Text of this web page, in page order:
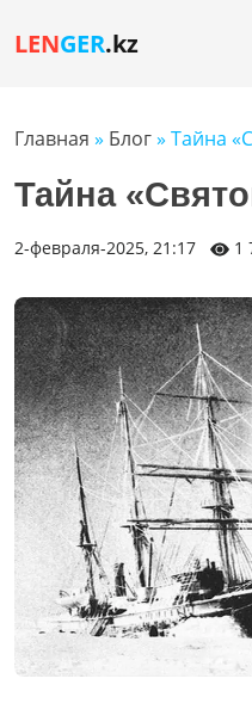
LENGER.kz
Главная » Блог» Тайна
Тайна
2-февраля-2025, 21:17 1